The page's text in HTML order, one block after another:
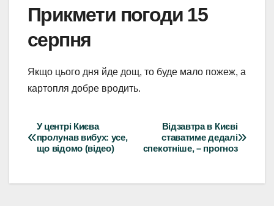
Прикмети погоди 15
серпня
Якщо цього дня йде дощ, то буде мало пожеж, а
картопля добре вродить.
Навігація
записів
Відзавтра в Києві
ставатиме дедалі
спекотніше, – прогноз
У центрі Києва
пролунав вибух: усе,
що відомо (відео)